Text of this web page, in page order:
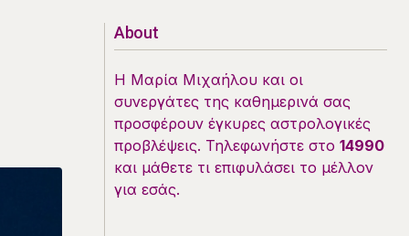
About
Η Μαρία Μιχαήλου και οι
συνεργάτες της καθημερινά σας
προσφέρουν έγκυρες αστρολογικές
προβλέψεις. Τηλεφωνήστε στο 14990
και μάθετε τι επιφυλάσει το μέλλον
για εσάς.